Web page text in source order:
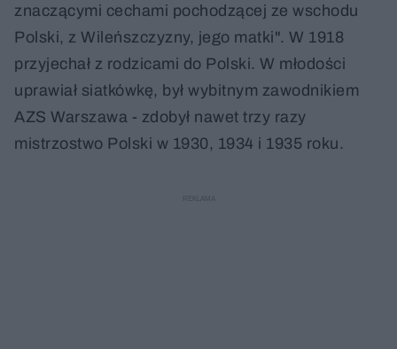
znaczącymi cechami pochodzącej ze wschodu
Polski, z Wileńszczyzny, jego matki". W 1918
przyjechał z rodzicami do Polski. W młodości
uprawiał siatkówkę, był wybitnym zawodnikiem
AZS Warszawa - zdobył nawet trzy razy
mistrzostwo Polski w 1930, 1934 i 1935 roku.